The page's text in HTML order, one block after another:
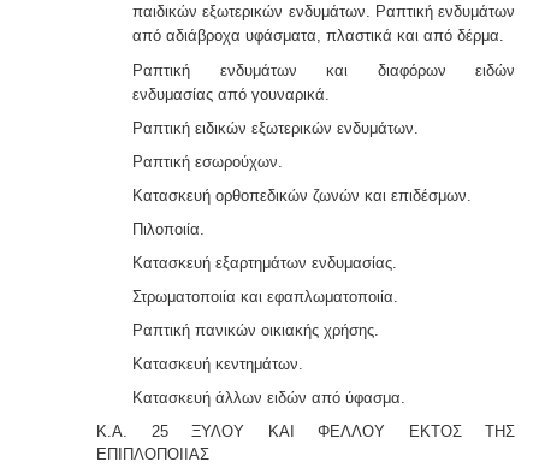
παιδικών εξωτερικών ενδυμάτων. Ραπτική ενδυμάτων
από αδιάβροχα υφάσματα, πλαστικά και από δέρμα.
Ραπτική ενδυμάτων και διαφόρων ειδών
ενδυμασίας από γουναρικά.
Ραπτική ειδικών εξωτερικών ενδυμάτων.
Ραπτική εσωρούχων.
Κατασκευή ορθοπεδικών ζωνών και επιδέσμων.
Πιλοποιία.
Κατασκευή εξαρτημάτων ενδυμασίας.
Στρωματοποιία και εφαπλωματοποιία.
Ραπτική πανικών οικιακής χρήσης.
Κατασκευή κεντημάτων.
Κατασκευή άλλων ειδών από ύφασμα.
Κ.Α. 25 ΞΥΛΟΥ ΚΑΙ ΦΕΛΛΟΥ ΕΚΤΟΣ ΤΗΣ
ΕΠΙΠΛΟΠΟΙΙΑΣ